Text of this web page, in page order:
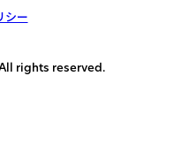
シー
rights reserved.